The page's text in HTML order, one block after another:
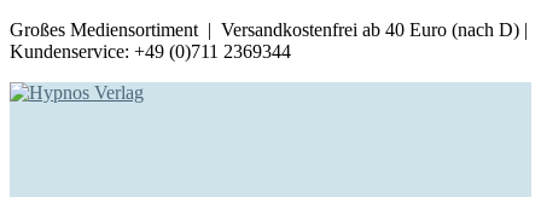
Großes Mediensortiment | Versandkostenfrei ab 40 Euro (nach D) |
Kundenservice: +49 (0)711 2369344